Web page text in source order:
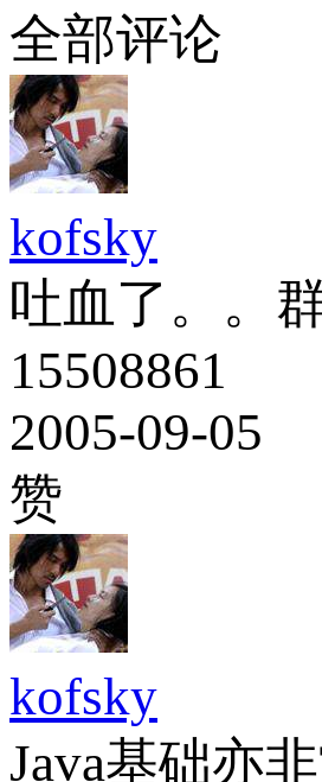
全部评论
kofsky
吐血了。。
15508861
2005-09-05
赞
kofsky
Java基础亦